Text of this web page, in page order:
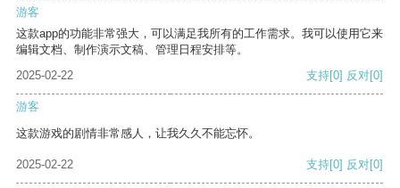
游客
这款app的功能非常强大，可以满足我所有的工作需求。我可以使用它来
编辑文档、制作演示文稿、管理日程安排等。
2025-02-22
支持[0] 反对[0]
游客
这款游戏的剧情非常感人，让我久久不能忘怀。
2025-02-22 支持[0] 反对[0]